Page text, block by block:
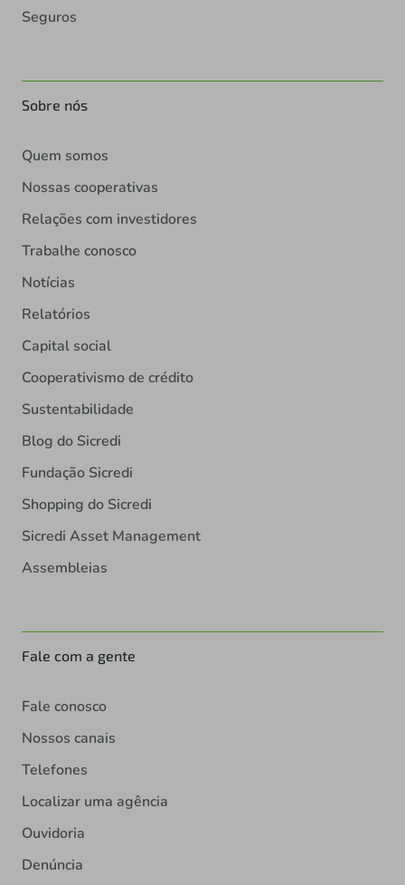
Seguros
Sobre nós
Quem somos
Nossas cooperativas
Relações com investidores
Trabalhe conosco
Notícias
Relatórios
Capital social
Cooperativismo de crédito
Sustentabilidade
Blog do Sicredi
Fundação Sicredi
Shopping do Sicredi
Sicredi Asset Management
Assembleias
Fale com a gente
Fale conosco
Nossos canais
Telefones
Localizar uma agência
Ouvidoria
Denúncia